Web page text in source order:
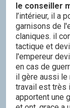
le conseiller
l’intérieur, il a
garnisons de
claniques. il
tactique et
l'empereur
en cas de
il gère aussi
travail est très
apportent une